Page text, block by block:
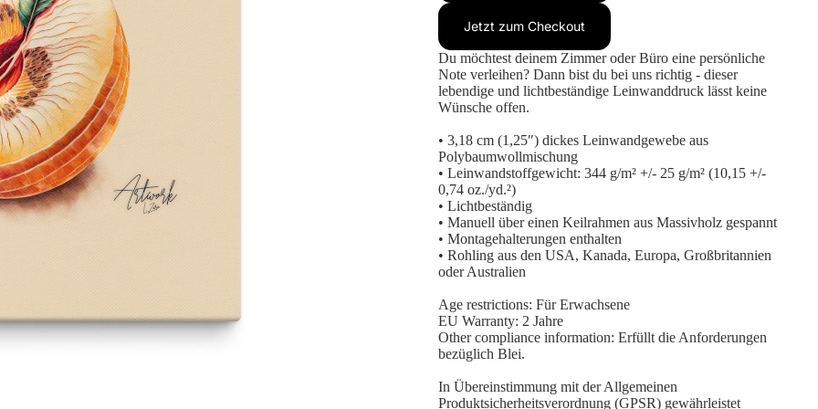
Jetzt zum Checkout
Du möchtest deinem Zimmer oder Büro eine persönliche
Note verleihen? Dann bist du bei uns richtig - dieser
lebendige und lichtbeständige Leinwanddruck lässt keine
Wünsche offen.
• 3,18 cm (1,25″) dickes Leinwandgewebe aus
Polybaumwollmischung
• Leinwandstoffgewicht: 344 g/m² +/- 25 g/m² (10,15 +/-
0,74 oz./yd.²)
• Lichtbeständig
• Manuell über einen Keilrahmen aus Massivholz gespannt
• Montagehalterungen enthalten
• Rohling aus den USA, Kanada, Europa, Großbritannien
oder Australien
Age restrictions: Für Erwachsene
EU Warranty: 2 Jahre
Other compliance information: Erfüllt die Anforderungen
bezüglich Blei.
In Übereinstimmung mit der Allgemeinen
Produktsicherheitsverordnung (GPSR) gewährleistet